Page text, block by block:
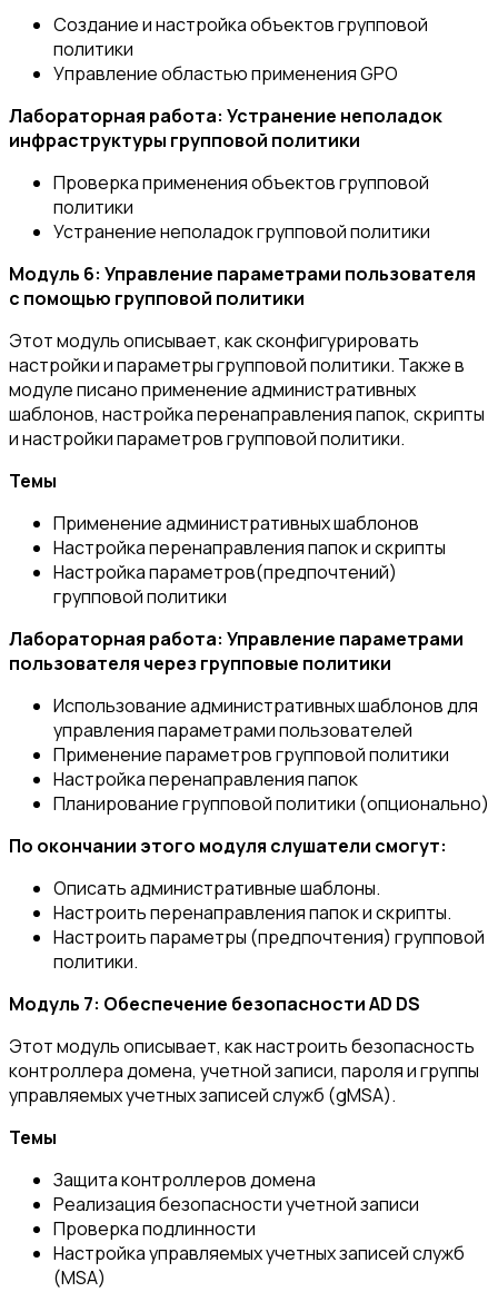
Создание и настройка объектов групповой
политики
Управление областью применения GPO
Лабораторная работа: Устранение неполадок
инфраструктуры групповой политики
Проверка применения объектов групповой
политики
Устранение неполадок групповой политики
Модуль 6: Управление параметрами пользователя
с помощью групповой политики
Этот модуль описывает, как сконфигурировать
настройки и параметры групповой политики. Также в
модуле писано применение административных
шаблонов, настройка перенаправления папок, скрипты
и настройки параметров групповой политики.
Темы
Применение административных шаблонов
Настройка перенаправления папок и скрипты
Настройка параметров(предпочтений)
групповой политики
Лабораторная работа: Управление параметрами
пользователя через групповые политики
Использование административных шаблонов для
управления параметрами пользователей
Применение параметров групповой политики
Настройка перенаправления папок
Планирование групповой политики (опционально)
По окончании этого модуля слушатели смогут:
Описать административные шаблоны.
Настроить перенаправления папок и скрипты.
Настроить параметры (предпочтения) групповой
политики.
Модуль 7: Обеспечение безопасности AD DS
Этот модуль описывает, как настроить безопасность
контроллера домена, учетной записи, пароля и группы
управляемых учетных записей служб (gMSA).
Темы
Защита контроллеров домена
Реализация безопасности учетной записи
Проверка подлинности
Настройка управляемых учетных записей служб
(MSA)